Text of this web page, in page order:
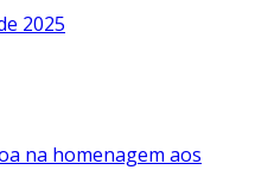
2025
na homenagem aos